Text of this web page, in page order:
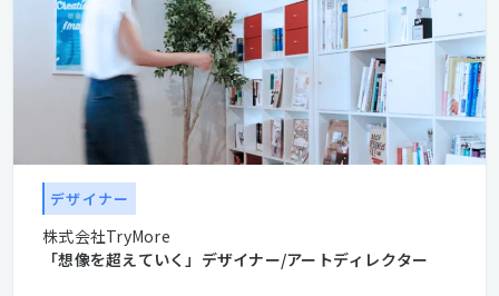
デザイナー
株式会社TryMore
「想像を超えていく」デザイナー/アートディレクター